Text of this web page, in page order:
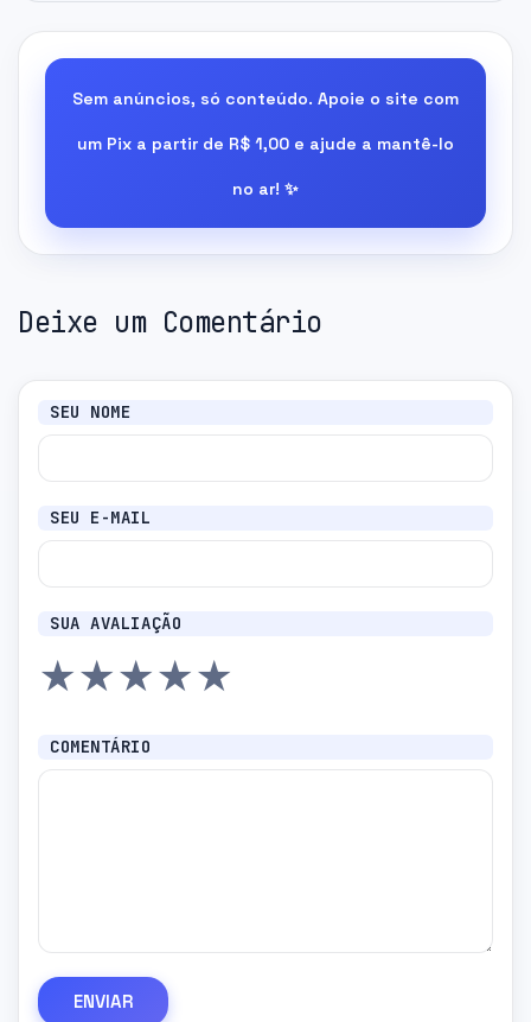
Sem anúncios, só conteúdo. Apoie o site com
um Pix a partir de R$ 1,00 e ajude a mantê-lo
no ar! ✨
Deixe um Comentário
SEU NOME
SEU E-MAIL
SUA AVALIAÇÃO
★★★★★
COMENTÁRIO
ENVIAR